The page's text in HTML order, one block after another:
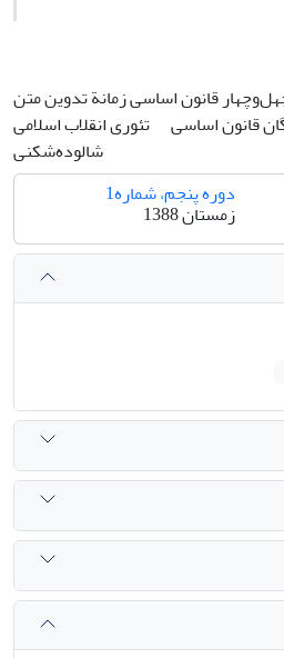
قانون اساسیزمانة تدوین متن
قانون اساسی
تئوری انقلاب اسلامی
شالوده‌شکنی
دوره پنجم، شماره1
زمستان 1388